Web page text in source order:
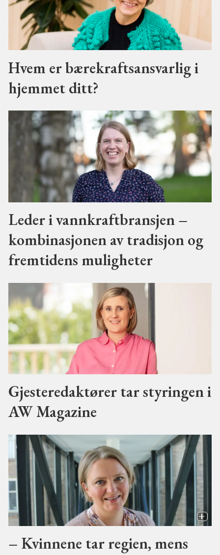
Hvem er bærekraftsansvarlig i
hjemmet ditt?
Leder i vannkraftbransjen –
kombinasjonen av tradisjon og
fremtidens muligheter
Gjesteredaktører tar styringen i
AW Magazine
– Kvinnene tar regien, mens